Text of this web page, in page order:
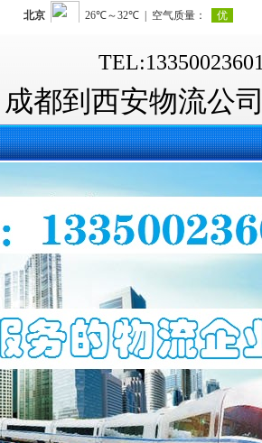
成都到西安物流公司
TEL:13350023601